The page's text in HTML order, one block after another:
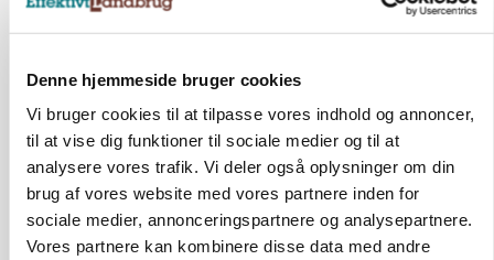
Denne hjemmeside bruger cookies
Vi bruger cookies til at tilpasse vores indhold og annoncer,
til at vise dig funktioner til sociale medier og til at
analysere vores trafik. Vi deler også oplysninger om din
brug af vores website med vores partnere inden for
sociale medier, annonceringspartnere og analysepartnere.
Vores partnere kan kombinere disse data med andre